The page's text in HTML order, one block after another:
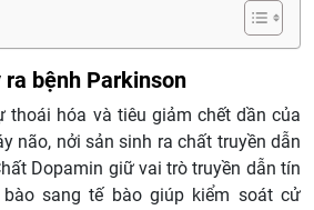
ra bệnh Parkinson
thoái hóa và tiêu giảm chết dần của
não, nởi sản sinh ra chất truyền dẫn
Dopamin giữ vai trò truyền dẫn tín
sang tế bào giúp kiểm soát cử